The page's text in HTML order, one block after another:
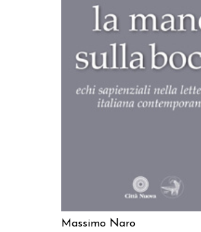
AGGIUNGI AL CARRELLO
Massimo Naro